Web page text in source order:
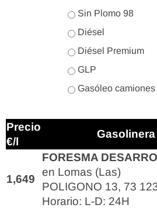
Sin Plomo 98
Diésel
Diésel Premium
GLP
Gasóleo camiones
Precio
€/l
Gasolinera
1,649
FORESMA
en Lomas (Las)
POLIGONO 13, 73
Horario: L-D: 24H